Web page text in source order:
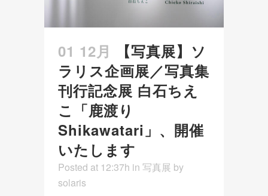
01 12月
【写真展】ソ
ラリス企画展／写真集
刊行記念展 白石ちえ
こ「鹿渡り
Shikawatari」、開催
いたします
Posted at 12:37h in 写真展 by
solaris